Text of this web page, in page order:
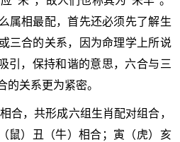
属相最配，首先还必须先了解生
三合的关系，因为命理学上所说
引，保持和谐的意思，六合与三
的关系更为紧密。
合，共形成六组生肖配对组合，
鼠）丑（牛）相合；寅（虎）亥